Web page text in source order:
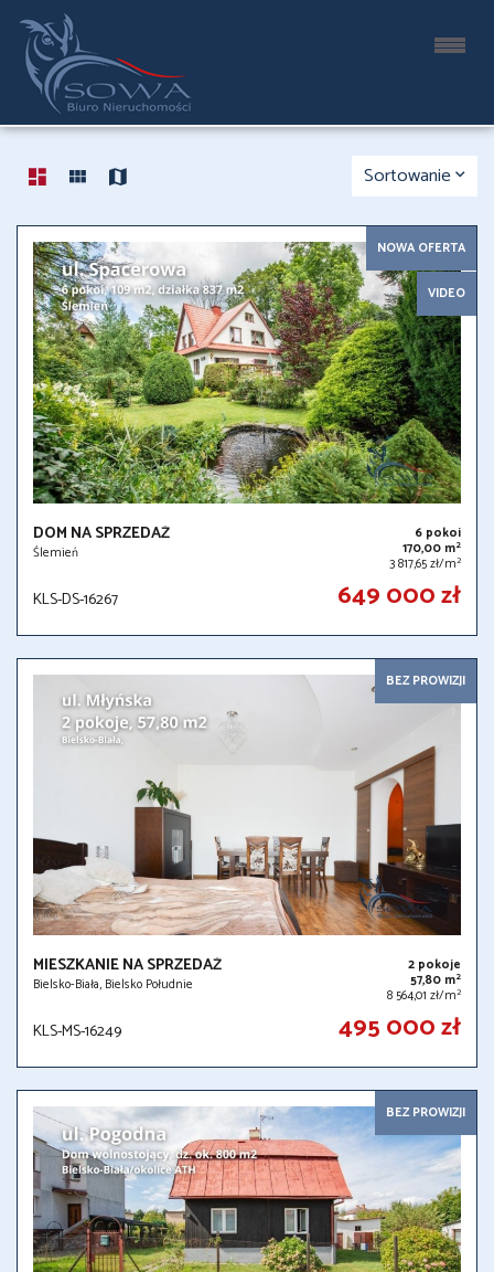
LISTA OFERT
36 OFERT
Sortowanie
NOWA OFERTA
VIDEO
DOM NA SPRZEDAŻ
Ślemień
6 pokoi
170,00 m2
3 817,65 zł/m2
KLS-DS-16267 649 000 zł
BEZ PROWIZJI
MIESZKANIE NA SPRZEDAŻ
Bielsko-Biała, Bielsko Południe
2 pokoje
57,80 m2
8 564,01 zł/m2
KLS-MS-16249 495 000 zł
BEZ PROWIZJI